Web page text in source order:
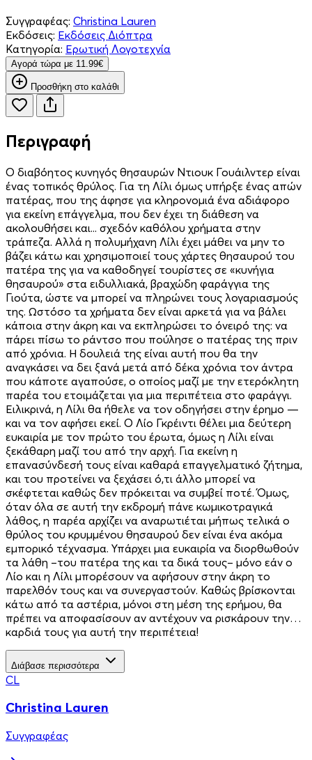
Συγγραφέας: Christina Lauren
Εκδόσεις: Εκδόσεις Διόπτρα
Κατηγορία: Ερωτική Λογοτεχνία
Aγορά τώρα με 11.99€
Προσθήκη στο καλάθι
Περιγραφή
O διαβόητος κυνηγός θησαυρών Ντιουκ Γουάιλντερ είναι
ένας τοπικός θρύλος. Για τη Λίλι όμως υπήρξε ένας απών
πατέρας, που της άφησε για κληρονομιά ένα αδιάφορο
για εκείνη επάγγελμα, που δεν έχει τη διάθεση να
ακολουθήσει και... σχεδόν καθόλου χρήματα στην
τράπεζα. Αλλά η πολυμήχανη Λίλι έχει μάθει να μην το
βάζει κάτω και χρησι­μοποιεί τους χάρτες θησαυρού του
πατέρα της για να καθοδηγεί τουρίστες σε «κυνήγια
θησαυρού» στα ειδυλλιακά, βραχώδη φαράγγια της
Γιούτα, ώστε να μπορεί να πληρώνει τους λογαριασμούς
της. Ωστόσο τα χρήματα δεν είναι αρκετά για να βάλει
κάποια στην άκρη και να εκπληρώσει το όνειρό της: να
πάρει πίσω το ράντσο που πούλησε ο πατέρας της πριν
από χρόνια. Η δουλειά της είναι αυτή που θα την
αναγκάσει να δει ξανά μετά από δέκα χρόνια τον άντρα
που κάποτε αγαπούσε, ο οποίος μαζί με την ετερόκλητη
παρέα του ετοιμάζεται για μια περιπέτεια στο φαράγγι.
Ειλικρινά, η Λίλι θα ήθελε να τον οδηγήσει στην έρημο —
και να τον αφήσει εκεί. Ο Λίο Γκρέιντι θέλει μια δεύτερη
ευκαιρία με τον πρώτο του έρωτα, όμως η Λίλι είναι
ξεκάθαρη μαζί του από την αρχή. Για εκείνη η
επανασύνδεσή τους είναι καθαρά επαγγελματικό ζήτημα,
και του προτείνει να ξεχάσει ό,τι άλλο μπορεί να
σκέφτεται καθώς δεν πρόκειται να συμβεί ποτέ. Όμως,
όταν όλα σε αυτή την εκδρομή πάνε κωμικοτραγικά
λάθος, η παρέα αρχίζει να αναρωτιέται μήπως τελικά ο
θρύλος του κρυμμένου θησαυρού δεν είναι ένα ακόμα
εμπορικό τέχνασμα. Υπάρχει μια ευκαιρία να διορθωθούν
τα λάθη –του πατέρα της και τα δικά τους– μόνο εάν ο
Λίο και η Λίλι μπορέσουν να αφήσουν στην άκρη το
παρελθόν τους και να συνεργαστούν. Καθώς βρίσκονται
κάτω από τα αστέρια, μόνοι στη μέση της ερήμου, θα
πρέπει να αποφασίσουν αν αντέχουν να ρισκάρουν την…
καρδιά τους για αυτή την περιπέτεια!
Διάβασε περισσότερα
CL
Christina Lauren
Συγγραφέας